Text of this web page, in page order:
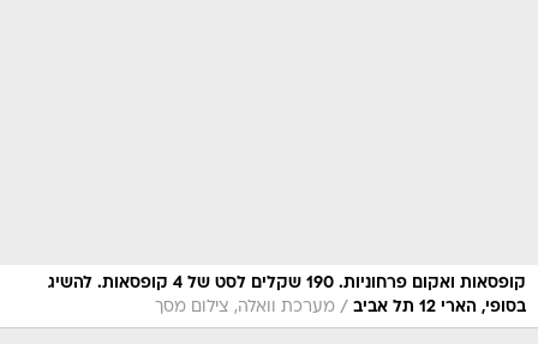
קופסאות ואקום פרחוניות. 190 שקלים לסט של 4 קופסאות. להשיג
בסופי, הארי 12 תל אביב
/ מערכת וואלה, צילום מסך